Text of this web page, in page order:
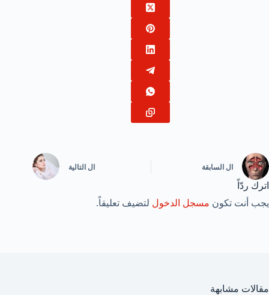
ال السابقة ال التالية
اترك ردّاً
يجب أنت تكون مسجل الدخول لتضيف تعليقاً.
مقالات مشابهة